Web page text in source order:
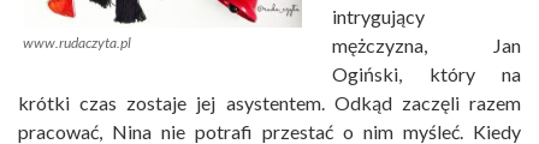
www.rudaczyta.pl
intrygujący
mężczyzna, Jan
Ogiński, który na
krótki czas zostaje jej asystentem. Odkąd zaczęli razem
pracować, Nina nie potrafi przestać o nim myśleć. Kiedy